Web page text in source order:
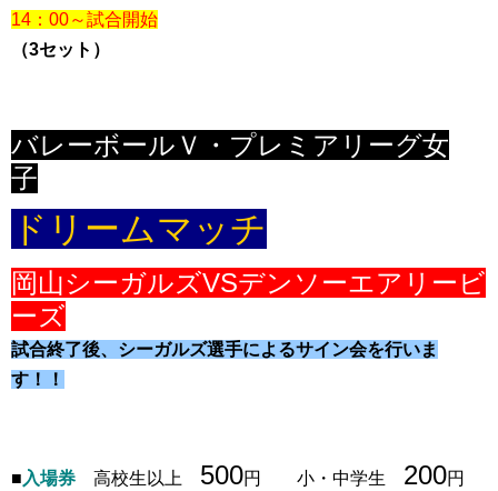
14：00～試合開始
（3セット）
バレーボールＶ・プレミアリーグ女
子
ドリームマッチ
岡山シーガルズVSデンソーエアリービ
ーズ
試合終了後、シーガルズ選手によるサイン会を行いま
す！！
■ 入場券 高校生以上 500円 小・中学生 200円